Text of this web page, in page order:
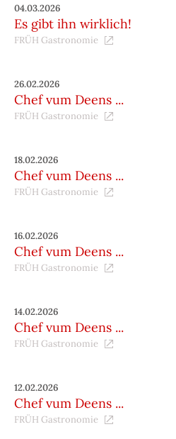
04.03.2026
Es gibt ihn wirklich!
FRÜH Gastronomie
26.02.2026
Chef vum Deens ...
FRÜH Gastronomie
18.02.2026
Chef vum Deens ...
FRÜH Gastronomie
16.02.2026
Chef vum Deens ...
FRÜH Gastronomie
14.02.2026
Chef vum Deens ...
FRÜH Gastronomie
12.02.2026
Chef vum Deens ...
FRÜH Gastronomie